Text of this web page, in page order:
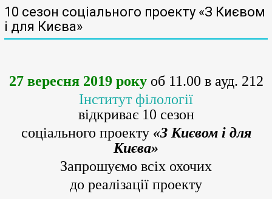
10 сезон соціального проекту «З Києвом
і для Києва»
27 вересня 2019 рокуоб 11.00 в ауд. 212
Інститут філології
відкриває 10 сезон
соціального проекту «З Києвом і для
Києва»
Запрошуємо всіх охочих
до реалізації проекту